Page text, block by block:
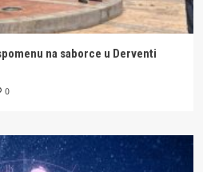
na saborce u Derventi
0